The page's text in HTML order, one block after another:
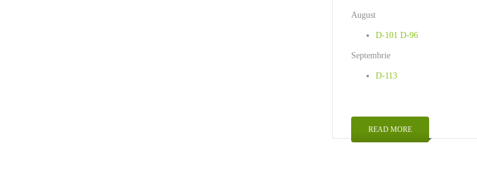
August
D-101 D-96
Septembrie
D-113
READ MORE